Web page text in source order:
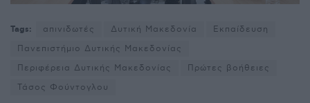
Tags: απινιδωτές Δυτική Μακεδονία
Εκπαίδευση
Πανεπιστήμιο Δυτικής Μακεδονίας
Περιφέρεια Δυτικής Μακεδονίας
Πρώτες βοήθειες
Τάσος Φούντογλου